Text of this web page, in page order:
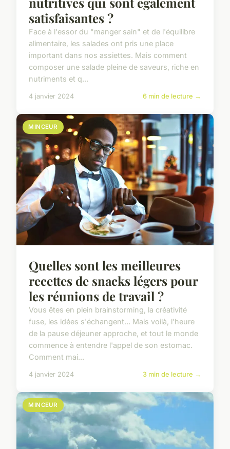
satisfaisantes ?
Face à l'essor du "manger sain" et de l'équilibre
alimentaire, les salades ont pris une place
important dans nos assiettes. Mais comment
composer une salade pleine de saveurs, riche en
nutriments et q...
4 janvier 2024 6 min de lecture →
MINCEUR
Quelles sont les meilleures
recettes de snacks légers pour
les réunions de travail ?
Vous êtes en plein brainstorming, la créativité
fuse, les idées s'échangent… Mais voilà, l'heure
de la pause déjeuner approche, et tout le monde
commence à entendre l'appel de son estomac.
Comment mai...
4 janvier 2024 3 min de lecture →
MINCEUR